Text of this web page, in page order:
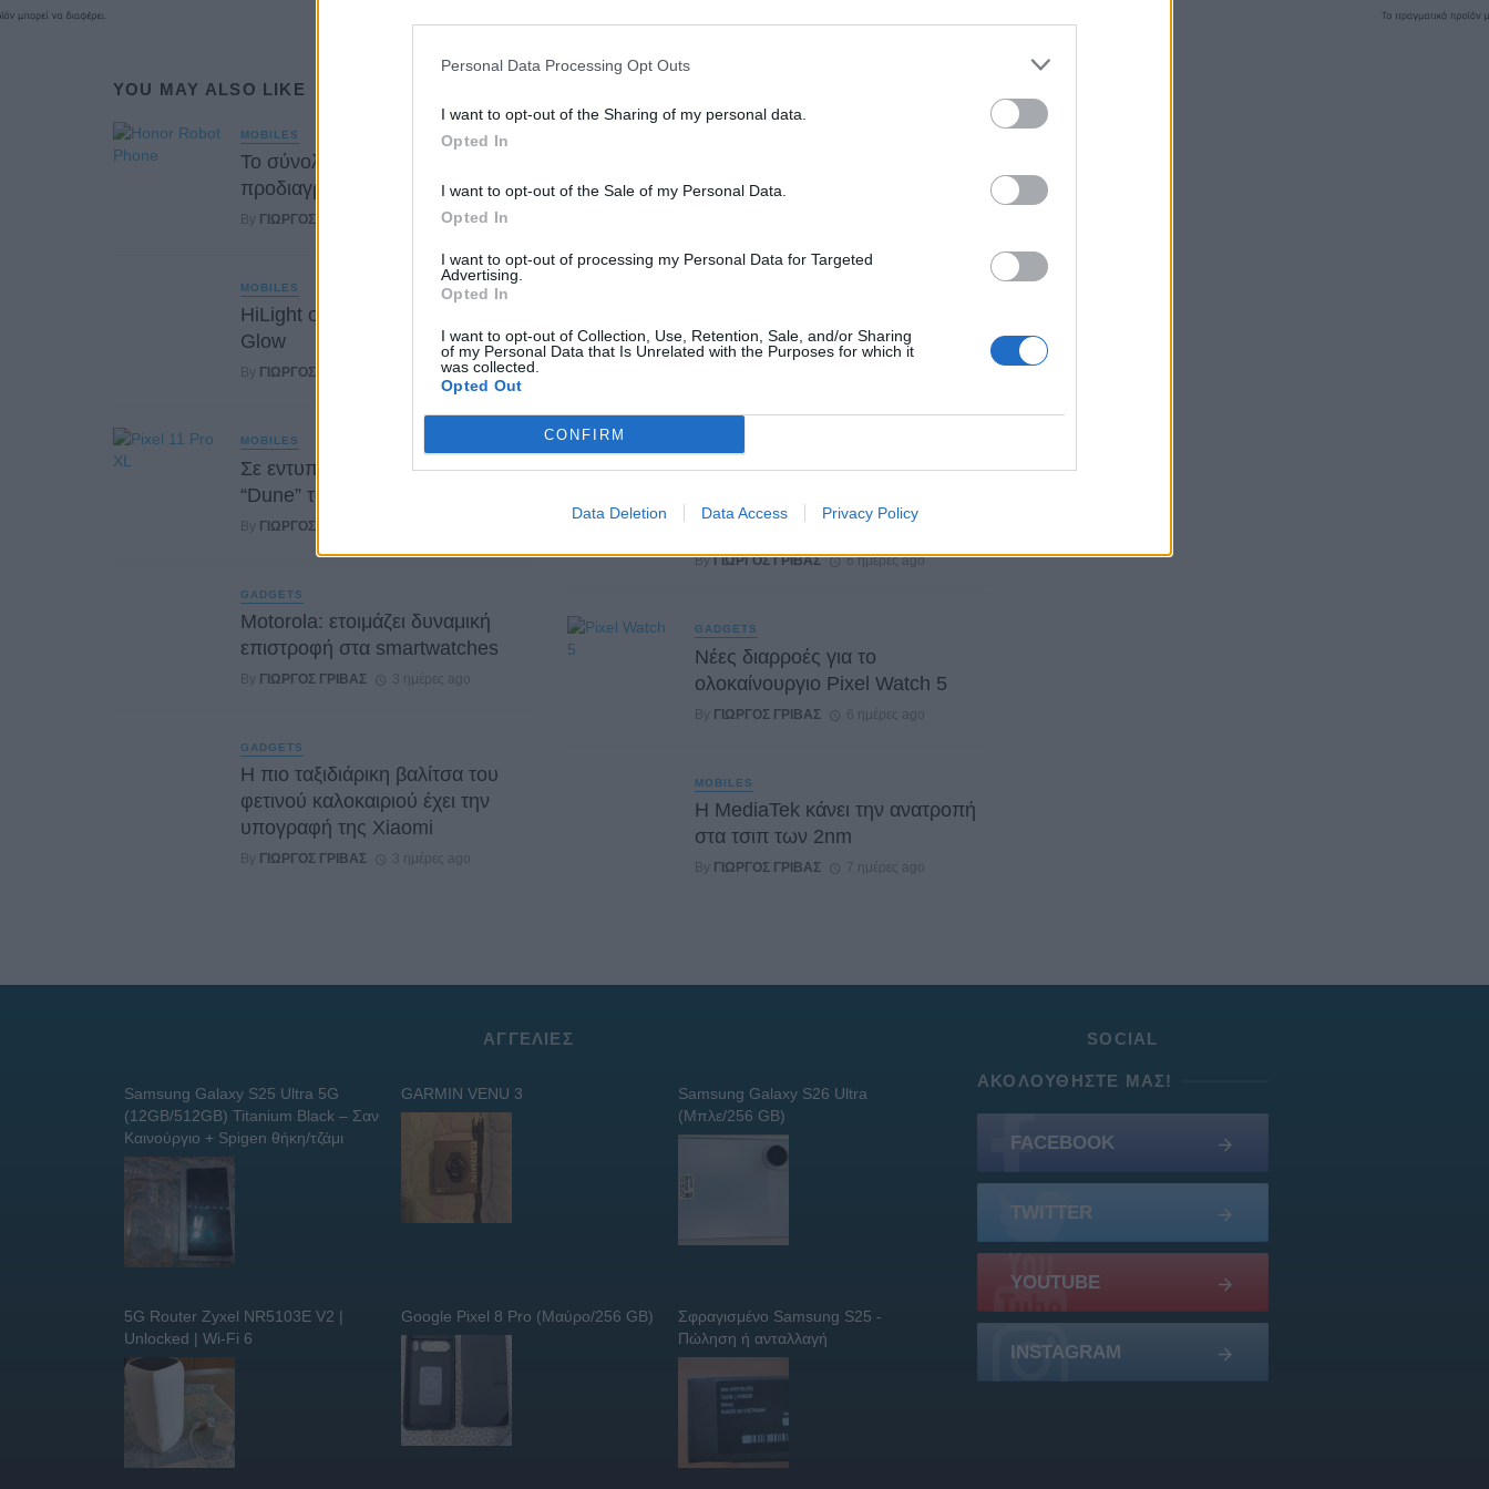
Personal Data Processing Opt Outs
I want to opt-out of the Sharing of my personal data.
Opted In
I want to opt-out of the Sale of my Personal Data.
Opted In
I want to opt-out of processing my Personal Data for Targeted
Advertising.
Opted In
I want to opt-out of Collection, Use, Retention, Sale, and/or Sharing
of my Personal Data that Is Unrelated with the Purposes for which it
was collected.
Opted Out
CONFIRM
Data Deletion Data Access Privacy Policy
YOU MAY ALSO LIKE
MOBILES
Το σύνολο των τεχνικών
προδιαγραφών του Robot Phone
By ΓΙΏΡΓΟΣ ΓΡΊΒΑΣ 18 ώρες ago
MOBILES
HiLight ονομάζεται τελικά το Pixel
Glow
By ΓΙΏΡΓΟΣ ΓΡΊΒΑΣ 20 ώρες ago
MOBILES
Σε εντυπωσιακή απόχρωση
“Dune” το Pixel 11 Pro XL
By ΓΙΏΡΓΟΣ ΓΡΊΒΑΣ
GADGETS
Motorola: ετοιμάζει δυναμική
επιστροφή στα smartwatches
By ΓΙΏΡΓΟΣ ΓΡΊΒΑΣ 3 ημέρες ago
GADGETS
Η πιο ταξιδιάρικη βαλίτσα του
φετινού καλοκαιριού έχει την
υπογραφή της Xiaomi
By ΓΙΏΡΓΟΣ ΓΡΊΒΑΣ 3 ημέρες ago
συνδρομητές της στο Ρέθυμνο
153 της λίστας «Fortune Global
Ένα foldable ξεπερνά σε ζήτηση
ByΓΙΏΡΓΟΣ ΓΡΊΒΑΣ 6 ημέρες ago
GADGETS
Νέες διαρροές για το
ολοκαίνουργιο Pixel Watch 5
By ΓΙΏΡΓΟΣ ΓΡΊΒΑΣ 6 ημέρες ago
MOBILES
Η MediaTek κάνει την ανατροπή
στα τσιπ των 2nm
By ΓΙΏΡΓΟΣ ΓΡΊΒΑΣ 7 ημέρες ago
ΑΓΓΕΛΊΕΣ
Samsung Galaxy S25 Ultra 5G
(12GB/512GB) Titanium Black – Σαν
Καινούργιο + Spigen θήκη/τζάμι
GARMIN VENU 3
Samsung Galaxy S26 Ultra
(Μπλε/256 GB)
5G Router Zyxel NR5103E V2 |
Unlocked | Wi-Fi 6
Google Pixel 8 Pro (Μαύρο/256 GB)
Σφραγισμένο Samsung S25 -
Πώληση ή ανταλλαγή
SOCIAL
ΑΚΟΛΟΥΘΉΣΤΕ ΜΑΣ!
FACEBOOK
TWITTER
YOUTUBE
INSTAGRAM